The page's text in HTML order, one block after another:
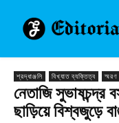
শ্রদ্ধাঞ্জলি বিখ্যাত ব্যক্তিত্ব স্মরণ
নেতাজি সুভাষচন্দ্র
ছাড়িয়ে বিশ্বজুড়ে